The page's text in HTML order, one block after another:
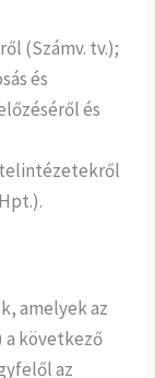
(Számv. tv.);
és
és
amelyek az
a következő
az